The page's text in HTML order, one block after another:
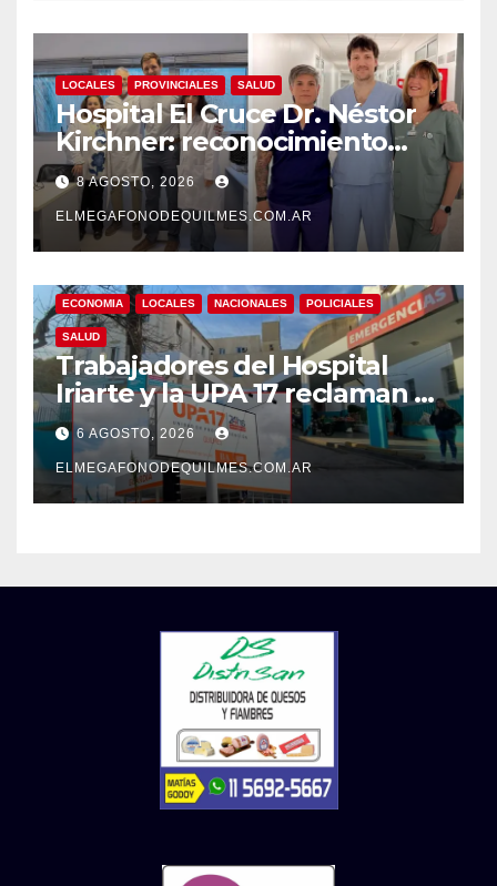
LOCALES PROVINCIALES SALUD
Hospital El Cruce Dr. Néstor
Kirchner: reconocimiento
internacional a la calidad de
su atención
8 AGOSTO, 2026
ELMEGAFONODEQUILMES.COM.AR
ECONOMIA LOCALES NACIONALES POLICIALES
SALUD
Trabajadores del Hospital
Iriarte y la UPA 17 reclaman el
pase a planta de becarios y
mejoras laborales
6 AGOSTO, 2026
ELMEGAFONODEQUILMES.COM.AR